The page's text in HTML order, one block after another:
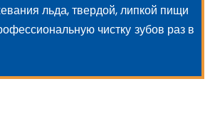
льда, твердой, липкой пищи
чистку зубов раз в